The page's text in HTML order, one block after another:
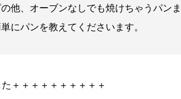
他、オーブンなしでも焼けちゃうパン
にパンを教えてくださいます。
＋＋＋＋＋＋＋＋＋＋